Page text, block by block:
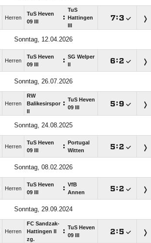
Herren
TuS Heven
09 III
:
TuS
Hattingen
:
Sonntag, 12.04.2026
Herren
TuS Heven
09 III
: SG Welper
:
Sonntag, 26.07.2026
Herren
RW
Balikesirspor : TuS Heven
09 III
:
Sonntag, 24.08.2025
Herren
TuS Heven
09 III
:
Portugal
Witten
:
Sonntag, 08.02.2026
Herren
TuS Heven
09 III
: VfB
Annen
:
Sonntag, 29.09.2024
Herren
FC Sandzak-
Hattingen II
zg.
: TuS Heven
09 III
: